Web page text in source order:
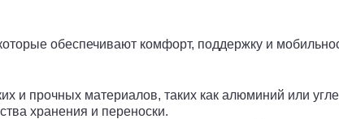
обеспечивают комфорт, поддержку и
и прочных материалов, таких как алюминий или
хранения и переноски.